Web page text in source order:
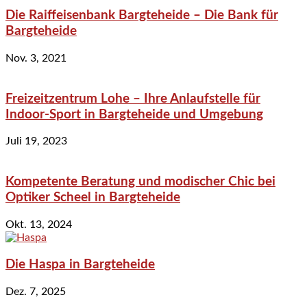
Die Raiffeisenbank Bargteheide – Die Bank für
Bargteheide
Nov. 3, 2021
Freizeitzentrum Lohe – Ihre Anlaufstelle für
Indoor-Sport in Bargteheide und Umgebung
Juli 19, 2023
Kompetente Beratung und modischer Chic bei
Optiker Scheel in Bargteheide
Okt. 13, 2024
Die Haspa in Bargteheide
Dez. 7, 2025